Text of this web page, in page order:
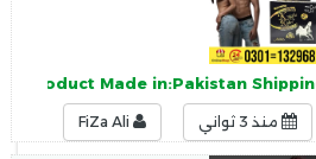
Product Made in:Pakistan
منذ 3 ثواني